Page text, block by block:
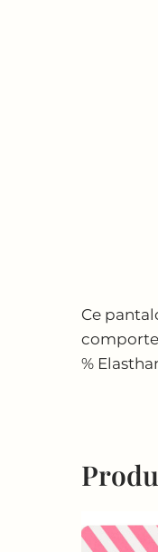
Ce
comporte
%